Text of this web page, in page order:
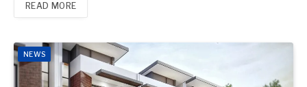
READ MORE
NEWS